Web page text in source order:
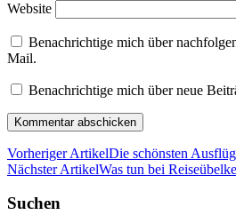
Website
Benachrichtige mich über
Mail.
Benachrichtige mich über neue
Vorheriger ArtikelDie schönsten
Nächster ArtikelWas tun bei
Suchen